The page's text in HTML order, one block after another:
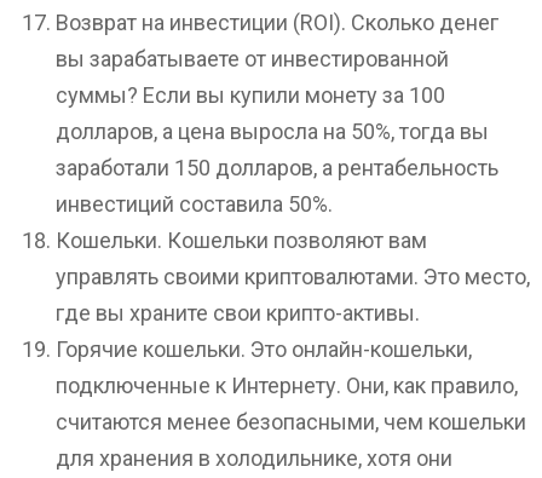
Возврат на инвестиции (ROI). Сколько денег
вы зарабатываете от инвестированной
суммы? Если вы купили монету за 100
долларов, а цена выросла на 50%, тогда вы
заработали 150 долларов, а рентабельность
инвестиций составила 50%.
Кошельки. Кошельки позволяют вам
управлять своими криптовалютами. Это место,
где вы храните свои крипто-активы.
Горячие кошельки. Это онлайн-кошельки,
подключенные к Интернету. Они, как правило,
считаются менее безопасными, чем кошельки
для хранения в холодильнике, хотя они